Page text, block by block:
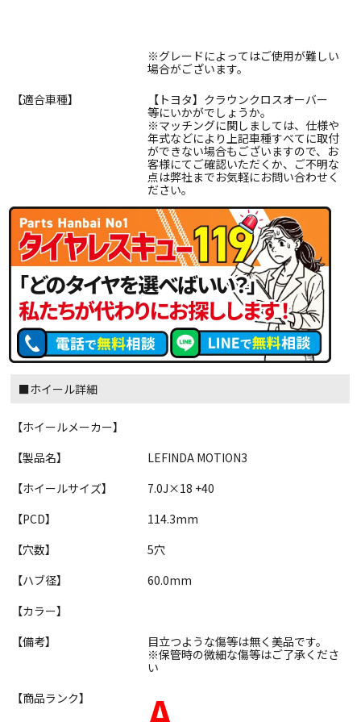
※グレードによってはご使用が難しい
場合がございます。
【適合車種】
【トヨタ】クラウンクロスオーバー
等にいかがでしょうか。
※マッチングに関しましては、仕様や
年式などにより上記車種すべてに取付
ができない場合もございますので、お
客様にてご確認いただくか、ご不明な
点は弊社までお気軽にお問い合わせく
ださい。
■ホイール詳細
【ホイールメーカー】
【製品名】
LEFINDA MOTION3
【ホイールサイズ】
7.0J×18 +40
【PCD】
114.3mm
【穴数】
5穴
【ハブ径】
60.0mm
【カラー】
【備考】
目立つような傷等は無く美品です。
※保管時の微細な傷等はご了承くださ
い
【商品ランク】